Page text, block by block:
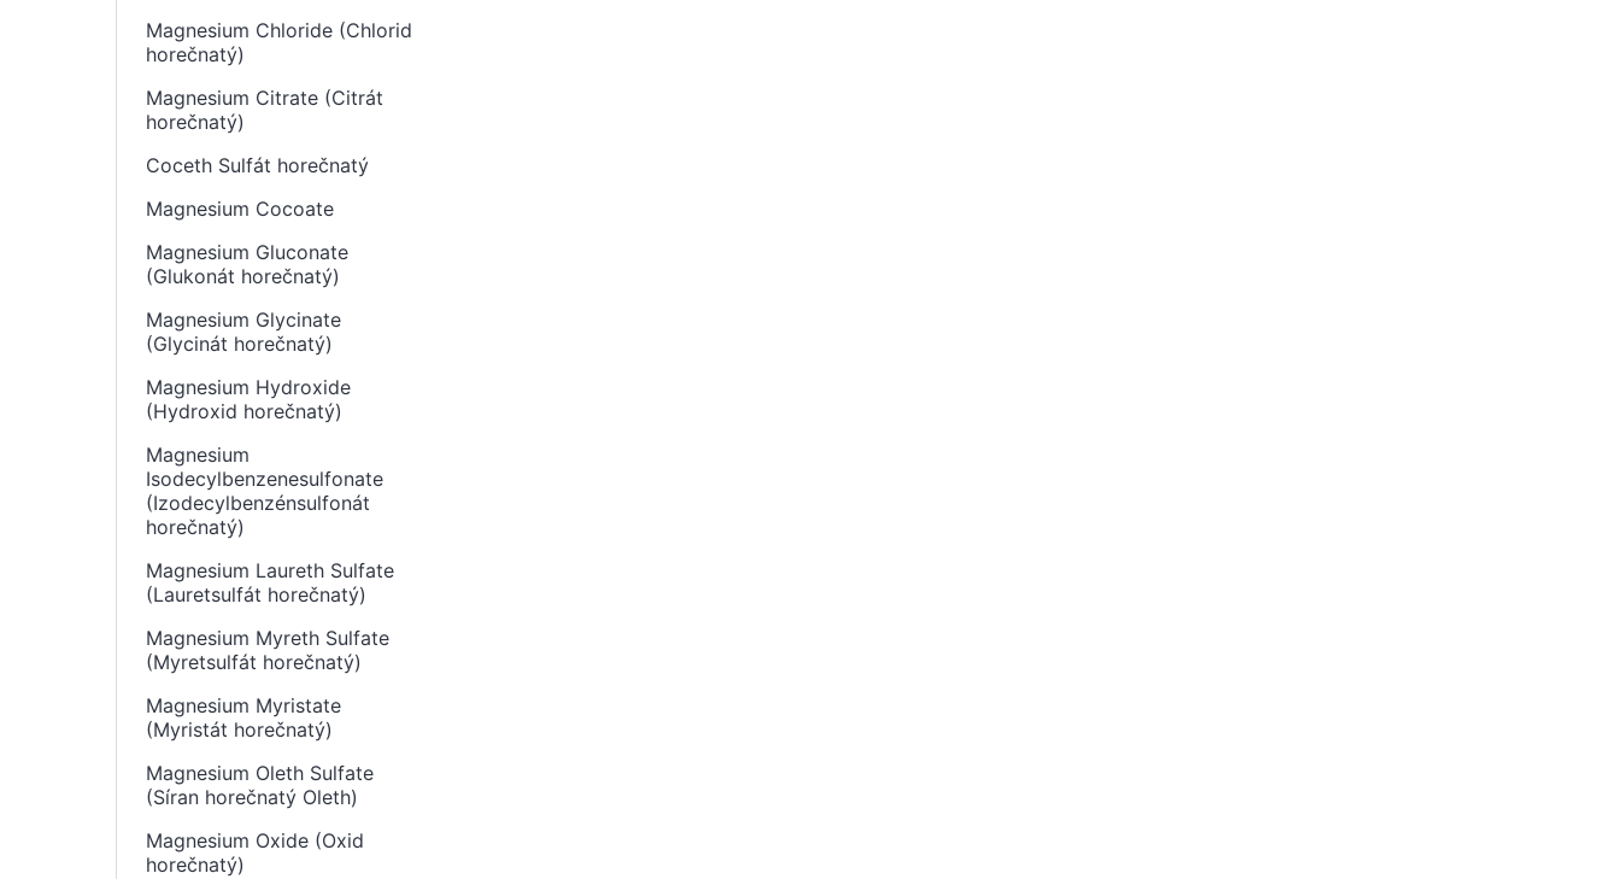
Magnesium Chloride (Chlorid
horečnatý)
Magnesium Citrate (Citrát
horečnatý)
Coceth Sulfát horečnatý
Magnesium Cocoate
Magnesium Gluconate
(Glukonát horečnatý)
Magnesium Glycinate
(Glycinát horečnatý)
Magnesium Hydroxide
(Hydroxid horečnatý)
Magnesium
Isodecylbenzenesulfonate
(Izodecylbenzénsulfonát
horečnatý)
Magnesium Laureth Sulfate
(Lauretsulfát horečnatý)
Magnesium Myreth Sulfate
(Myretsulfát horečnatý)
Magnesium Myristate
(Myristát horečnatý)
Magnesium Oleth Sulfate
(Síran horečnatý Oleth)
Magnesium Oxide (Oxid
horečnatý)